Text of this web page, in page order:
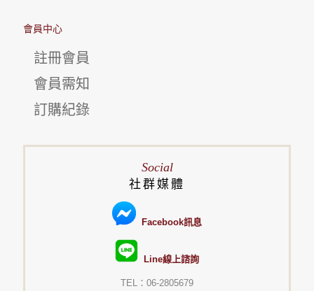
會員中心
註冊會員
會員需知
訂購紀錄
Social
社群媒體
Facebook訊息
Line線上諮詢
TEL：06-2805679